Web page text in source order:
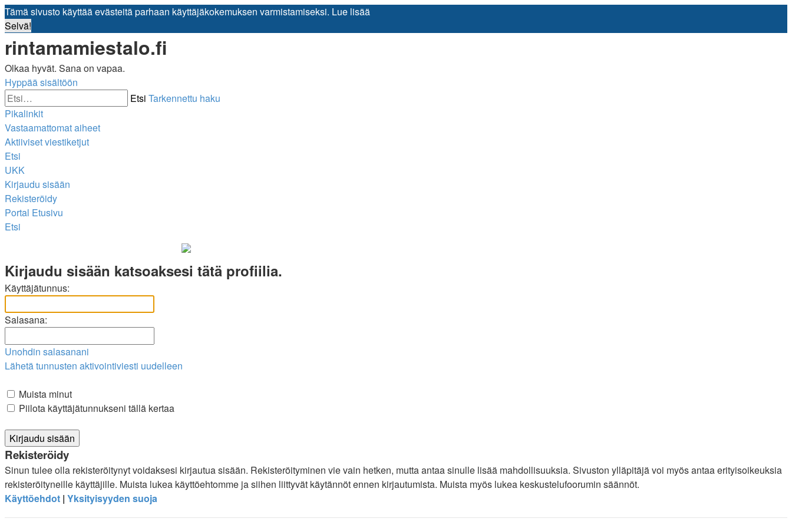
Tämä sivusto käyttää evästeitä parhaan käyttäjäkokemuksen varmistamiseksi. Lue lisää
Selvä!
rintamamiestalo.fi
Olkaa hyvät. Sana on vapaa.
Hyppää sisältöön
Etsi Tarkennettu haku
Pikalinkit
Vastaamattomat aiheet
Aktiiviset viestiketjut
Etsi
UKK
Kirjaudu sisään
Rekisteröidy
Portal Etusivu
Etsi
Kirjaudu sisään katsoaksesi tätä profiilia.
Käyttäjätunnus:
Salasana:
Unohdin salasanani
Lähetä tunnusten aktivointiviesti uudelleen
Muista minut
Piilota käyttäjätunnukseni tällä kertaa
Rekisteröidy
Sinun tulee olla rekisteröitynyt voidaksesi kirjautua sisään. Rekisteröityminen vie vain hetken, mutta antaa sinulle lisää mahdollisuuksia. Sivuston ylläpitäjä voi myös antaa erityisoikeuksia
rekisteröityneille käyttäjille. Muista lukea käyttöehtomme ja siihen liittyvät käytännöt ennen kirjautumista. Muista myös lukea keskustelufoorumin säännöt.
Käyttöehdot | Yksityisyyden suoja